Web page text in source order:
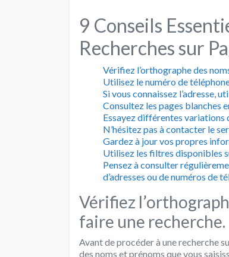
9 Conseils
Recherches sur
Vérifiez l’orthographe des
Utilisez le numéro de
Si vous connaissez l’adresse,
Consultez les pages blanches
Essayez différentes variations
N’hésitez pas à contacter le
Gardez à jour vos propres
Utilisez les filtres disponibles
Pensez à consulter
d’adresses ou de numéros de
Vérifiez
faire une recherche.
Avant de procéder à une recherche
des noms et prénoms que vous